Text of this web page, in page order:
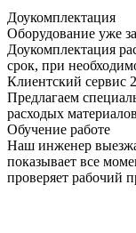
Доукомплектация
Оборудование уже
Доукомплектация
срок, при
Клиентский сервис
Предлагаем
расходых
Обучение работе
Наш инженер
показывает все
проверяет рабочий